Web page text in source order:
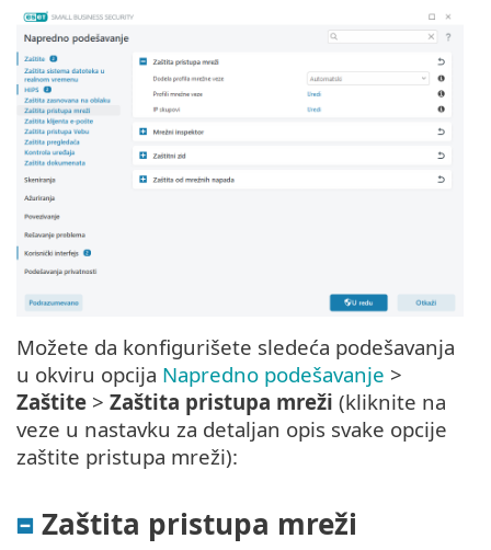
Možete da konfigurišete sledeća podešavanja
u okviru opcija Napredno podešavanje >
Zaštite > Zaštita pristupa mreži (kliknite na
veze u nastavku za detaljan opis svake opcije
zaštite pristupa mreži):
Zaštita pristupa mreži